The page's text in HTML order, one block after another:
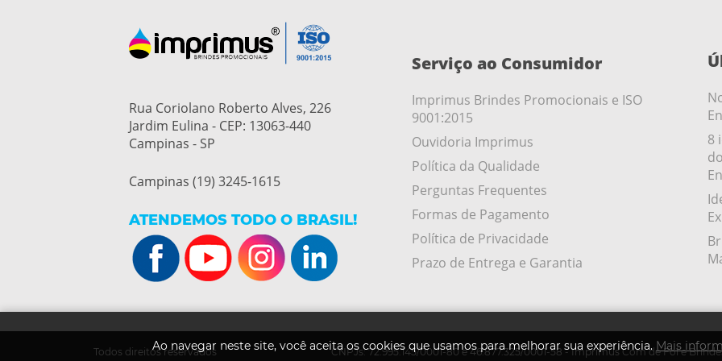
Ao navegar neste site, você aceita os cookies que usamos para melhorar sua experiência.Mais
Rua Coriolano Roberto Alves, 226
Jardim Eulina - CEP: 13063-440
Campinas - SP
Campinas (19) 3245-1615
ATENDEMOS TODO O BRASIL!
Serviço ao Consumidor
Imprimus Brindes Promocionais e ISO
9001:2015
Ouvidoria Imprimus
Política da Qualidade
Perguntas Frequentes
Formas de Pagamento
Política de Privacidade
Prazo de Entrega e Garantia
8
Todos direitos reservados CNPJs: 72.995.145/0001-80 e 46.877.325/0001-58 - Imprimus Com de Fol e